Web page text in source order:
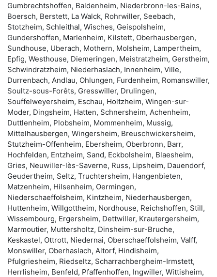
Gumbrechtshoffen, Baldenheim, Niederbronn-les-Bains,
Boersch, Berstett, La Walck, Rohrwiller, Seebach,
Stotzheim, Schleithal, Wisches, Geispolsheim,
Gundershoffen, Marlenheim, Kilstett, Oberhausbergen,
Sundhouse, Uberach, Mothern, Molsheim, Lampertheim,
Epfig, Westhouse, Diemeringen, Meistratzheim, Gerstheim,
Schwindratzheim, Niederhaslach, Innenheim, Ville,
Durrenbach, Andlau, Ohlungen, Furdenheim, Romanswiller,
Soultz-sous-Forêts, Gresswiller, Drulingen,
Souffelweyersheim, Eschau, Holtzheim, Wingen-sur-
Moder, Dingsheim, Hatten, Schnersheim, Achenheim,
Duttlenheim, Plobsheim, Mommenheim, Mussig,
Mittelhausbergen, Wingersheim, Breuschwickersheim,
Stutzheim-Offenheim, Ebersheim, Oberbronn, Barr,
Hochfelden, Entzheim, Sand, Eckbolsheim, Blaesheim,
Gries, Neuwiller-lès-Saverne, Russ, Lipsheim, Dauendorf,
Geudertheim, Seltz, Truchtersheim, Hangenbieten,
Matzenheim, Hilsenheim, Oermingen,
Niederschaeffolsheim, Kintzheim, Niederhausbergen,
Huttenheim, Willgottheim, Nordhouse, Reichshoffen, Still,
Wissembourg, Ergersheim, Dettwiller, Krautergersheim,
Marmoutier, Muttersholtz, Dinsheim-sur-Bruche,
Keskastel, Ottrott, Niedernai, Oberschaeffolsheim, Valff,
Monswiller, Oberhaslach, Altorf, Hindisheim,
Pfulgriesheim, Riedseltz, Scharrachbergheim-Irmstett,
Herrlisheim, Benfeld, Pfaffenhoffen, Ingwiller, Wittisheim,